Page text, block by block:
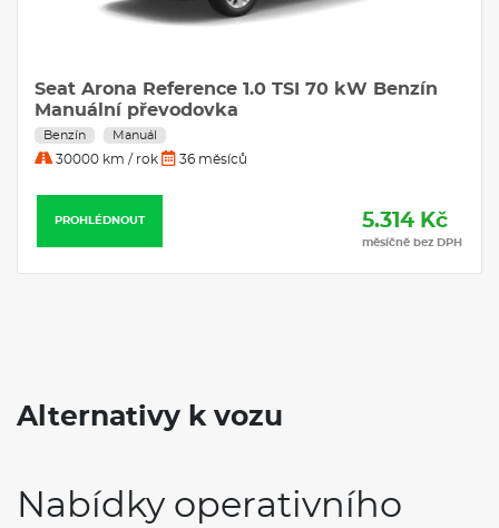
Seat Arona Reference 1.0 TSI 70 kW Benzín
Manuální převodovka
Benzín Manuál
30000 km / rok 36 měsíců
PROHLÉDNOUT 5.314 Kč
měsíčně bez DPH
Alternativy k vozu
Nabídky operativního